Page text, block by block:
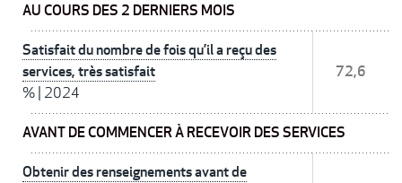
AU COURS DES 2 DERNIERS MOIS
Satisfait du nombre de fois qu’il a reçu des
services, très satisfait
% 2024
72,6
AVANT DE COMMENCER À RECEVOIR DES SERVICES
Obtenir des renseignements avant de